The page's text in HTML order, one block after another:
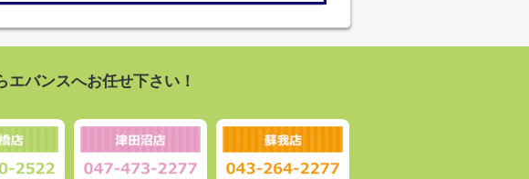
バンスへお任せ下さい！